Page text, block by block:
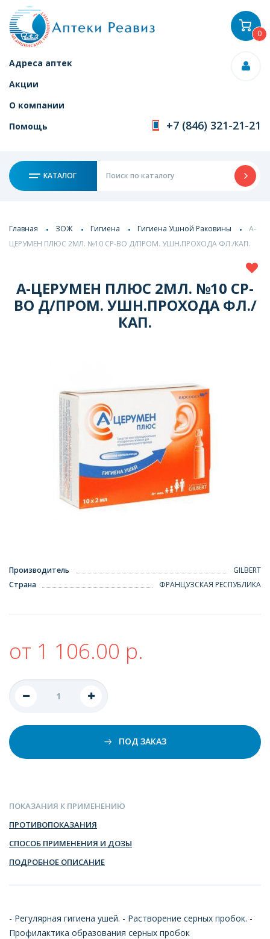
Адреса аптек
Акции
О компании
Помощь
+7 (846) 321-21-21
КАТАЛОГ
0
Главная ЗОЖ Гигиена Гигиена Ушной Раковины
А-
ЦЕРУМЕН ПЛЮС 2МЛ. №10 СР-ВО Д/ПРОМ. УШН.ПРОХОДА ФЛ./КАП.
А-ЦЕРУМЕН ПЛЮС 2МЛ. №10 СР-
ВО Д/ПРОМ. УШН.ПРОХОДА ФЛ./
КАП.
Производитель
GILBERT
Страна
ФРАНЦУЗСКАЯ РЕСПУБЛИКА
от 1 106.00 р.
ПОД ЗАКАЗ
ПОКАЗАНИЯ К ПРИМЕНЕНИЮ
ПРОТИВОПОКАЗАНИЯ
СПОСОБ ПРИМЕНЕНИЯ И ДОЗЫ
ПОДРОБНОЕ ОПИСАНИЕ
- Регулярная гигиена ушей. - Растворение серных пробок. -
Профилактика образования серных пробок